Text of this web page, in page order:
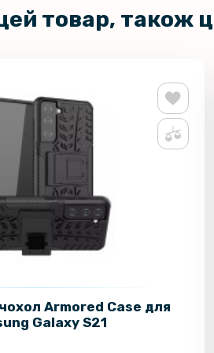
товар, також
Armored Case для
Galaxy S21